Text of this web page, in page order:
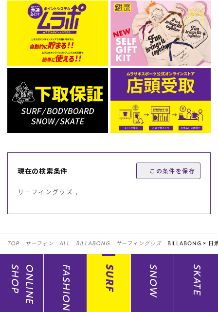
ポイント・クーポンもこのアプリで！
現在の検索条件 この条件を保存
サーフィングッズ ,
TOP サーフィン ALL BILLABONG サーフィングッズ BILLABONG × 日
ONLINE
SHOP FASHION SURF SNOW SKATE